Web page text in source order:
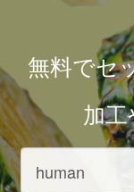
無料でセ
加